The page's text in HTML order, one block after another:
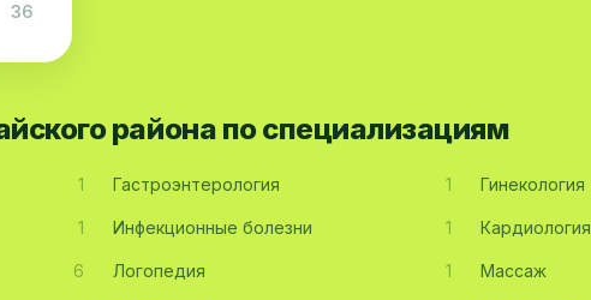
36
31
района по специализациям
1 Гастроэнтерология 1 Гинекология
1 Инфекционные болезни 1 Кардиология
6 Логопедия 1 Массаж